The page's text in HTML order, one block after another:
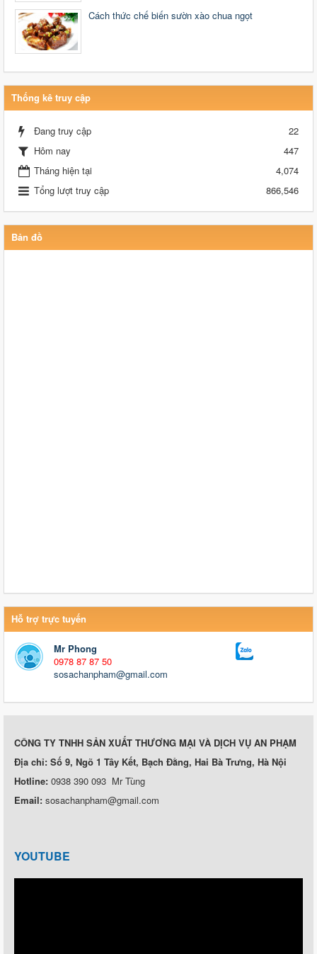
Cách thức chế biến sườn xào chua ngọt
Thống kê truy cập
Đang truy cập
22
Hôm nay
447
Tháng hiện tại
4,074
Tổng lượt truy cập
866,546
Bản đồ
Hỗ trợ trực tuyến
Mr Phong
0978 87 87 50
sosachanpham@gmail.com
CÔNG TY TNHH SẢN XUẤT THƯƠNG MẠI VÀ DỊCH VỤ AN PHẠM
Địa chỉ: Số 9, Ngõ 1 Tây Kết, Bạch Đằng, Hai Bà Trưng, Hà Nội
Hotline: 0938 390 093 Mr Tùng
Email: sosachanpham@gmail.com
YOUTUBE